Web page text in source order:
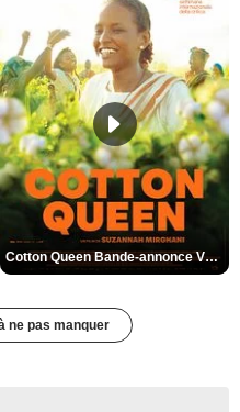
Cotton Queen Bande-annonce VO STFR
ne pas manquer